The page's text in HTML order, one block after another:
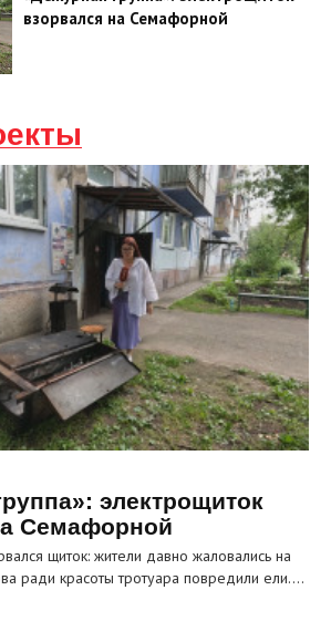
взорвался на Семафорной
электрощиток
Семафорной
щиток: жители давно жаловались на
ради красоты тротуара повредили ели.…